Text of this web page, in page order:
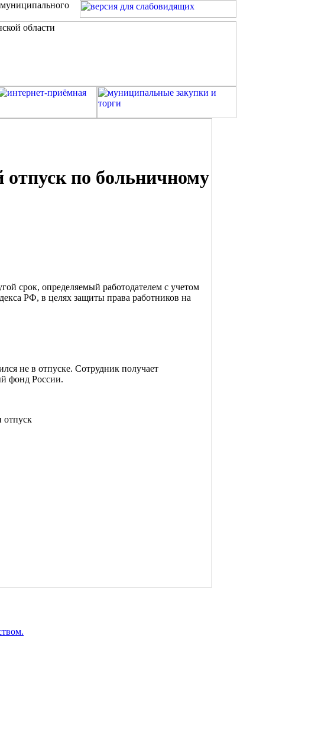
по больничному
срок, определяемый работодателем с учетом
РФ, в целях защиты права работников на
не в отпуске. Сотрудник получает
фонд России.
отпуск